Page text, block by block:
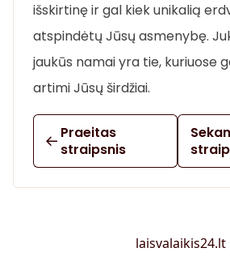
išskirtinę ir gal kiek unikalią
atspindėtų Jūsų asmenybę.
jaukūs namai yra tie, kuriuose
artimi Jūsų širdžiai.
Praeitas
straipsnis
laisvalaikis24.lt